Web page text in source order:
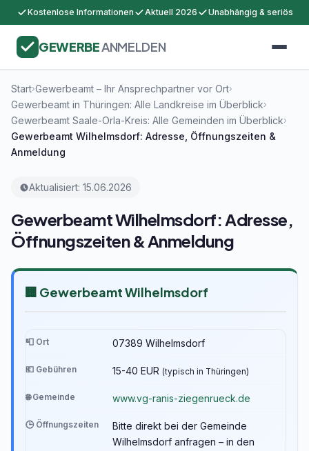
Kostenlose Informationen Aktuell 2026 Unabhängig & seriös
GEWERBEANMELDEN
Start›Gewerbeamt – Ihr Ansprechpartner vor Ort›
Gewerbeamt in Thüringen: Alle Landkreise im Überblick›
Gewerbeamt Saale-Orla-Kreis: Alle Gemeinden im Überblick›
Gewerbeamt Wilhelmsdorf: Adresse, Öffnungszeiten &
Anmeldung
Aktualisiert: 15.06.2026
Gewerbeamt Wilhelmsdorf: Adresse,
Öffnungszeiten & Anmeldung
🏢 Gewerbeamt Wilhelmsdorf
📮 Ort 07389 Wilhelmsdorf
💶 Gebühren 15-40 EUR (typisch in Thüringen)
🌐 Gemeinde www.vg-ranis-ziegenrueck.de
🕒 Öffnungszeiten
Bitte direkt bei der Gemeinde
Wilhelmsdorf anfragen – in den